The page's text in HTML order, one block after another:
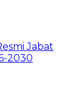
Jabat
2030